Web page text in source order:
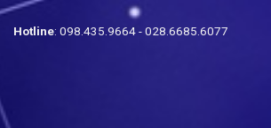
Hotline: 098.435.9664 - 028.6685.6077